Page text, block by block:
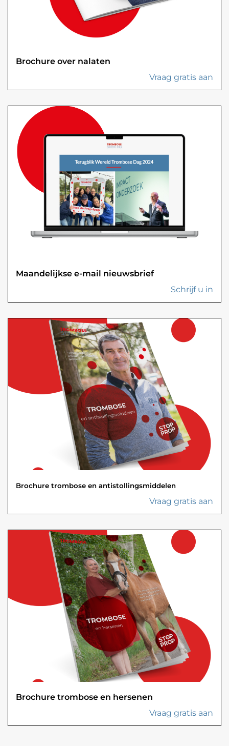
Brochure over nalaten
Vraag gratis aan
Maandelijkse e-mail nieuwsbrief
Schrijf u in
Brochure trombose en antistollingsmiddelen
Vraag gratis aan
Brochure trombose en hersenen
Vraag gratis aan